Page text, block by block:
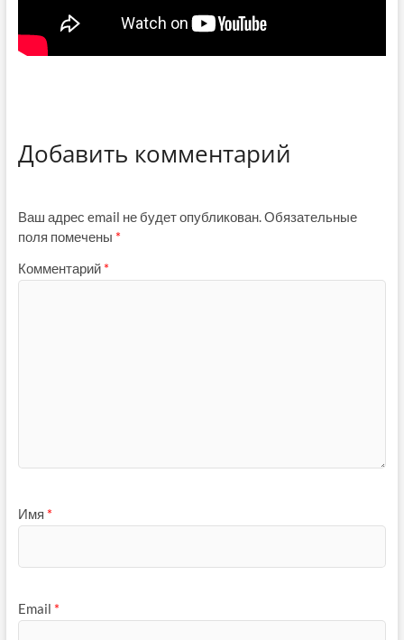
Добавить комментарий
Ваш адрес email не будет опубликован. Обязательные
поля помечены *
Комментарий *
Имя *
Email *